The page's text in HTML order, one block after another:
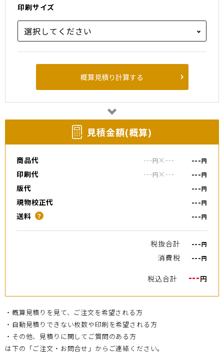
印刷サイズ
概算見積り計算する
⾒積⾦額(概算)
商品代 ---円×--- ---円
印刷代 ---円×--- ---円
版代 ---円
現物校正代 ---円
送料 ？ ---円
税抜合計 ---円
消費税 ---円
税込合計 ---円
・概算見積りを見て、ご注文を希望される方
・自動見積りできない枚数や印刷を希望される方
・その他、見積りに関してご質問のある方
は下の「ご注文・お問合せ」からご連絡ください。